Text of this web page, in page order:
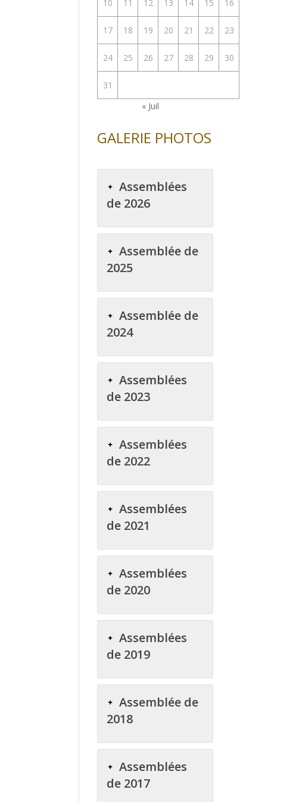
10 11 12 13 14 15 16
17 18 19 20 21 22 23
24 25 26 27 28 29 30
31
« Juil
GALERIE PHOTOS
Assemblées
de 2026
Assemblée de
2025
Assemblée de
2024
Assemblées
de 2023
Assemblées
de 2022
Assemblées
de 2021
Assemblées
de 2020
Assemblées
de 2019
Assemblée de
2018
Assemblées
de 2017